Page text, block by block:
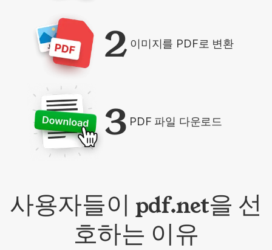
2 이미지를 PDF로 변환
3 PDF 파일 다운로드
사용자들이 pdf.net을 선
호하는 이유